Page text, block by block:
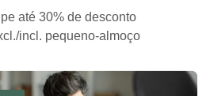
até 30% de desconto
incl. pequeno-almoço